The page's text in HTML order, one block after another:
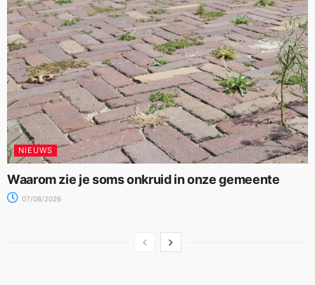
NIEUWS
Waarom zie je soms onkruid in onze gemeente
07/08/2026